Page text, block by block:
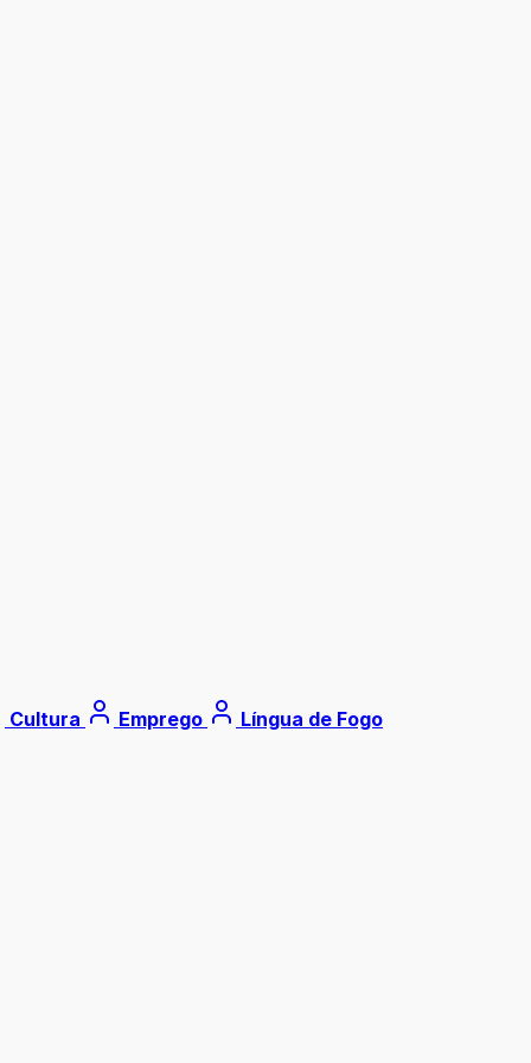
Cultura Emprego Língua de Fogo